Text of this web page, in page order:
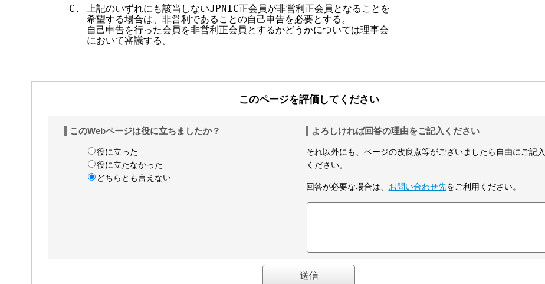
   C. 上記のいずれにも該当しないJPNIC正会員が非営利正会員となることを
      希望する場合は、非営利であることの自己申告を必要とする。
      自己申告を行った会員を非営利正会員とするかどうかについては理事会
      において審議する。
このページを評価してください
このWebページは役に立ちましたか？
役に立った
役に立たなかった
どちらとも言えない
よろしければ回答の理由をご記入ください
それ以外にも、ページの改良点等がございましたら自由にご記入
ください。
回答が必要な場合は、 お問い合わせ先をご利用ください。